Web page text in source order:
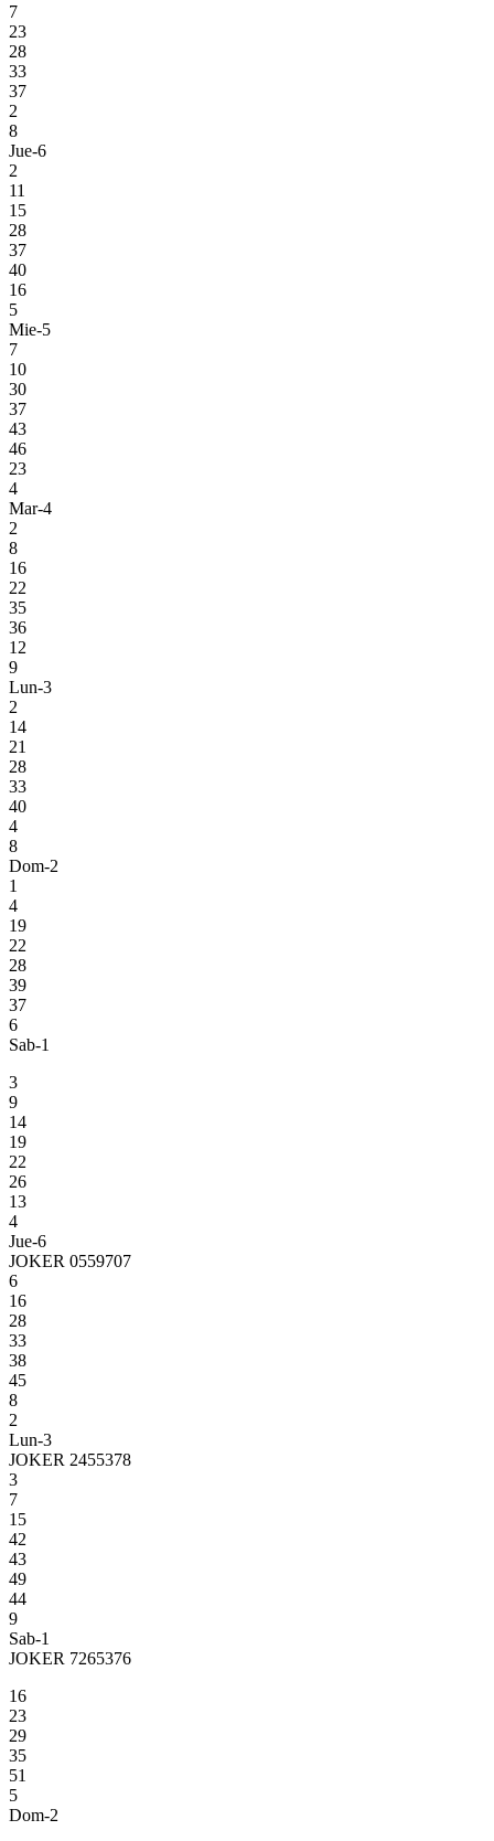
7
23
28
33
37
2
8
Jue-6
2
11
15
28
37
40
16
5
Mie-5
7
10
30
37
43
46
23
4
Mar-4
2
8
16
22
35
36
12
9
Lun-3
2
14
21
28
33
40
4
8
Dom-2
1
4
19
22
28
39
37
6
Sab-1
3
9
14
19
22
26
13
4
Jue-6
JOKER 0559707
6
16
28
33
38
45
8
2
Lun-3
JOKER 2455378
3
7
15
42
43
49
44
9
Sab-1
JOKER 7265376
16
23
29
35
51
5
Dom-2